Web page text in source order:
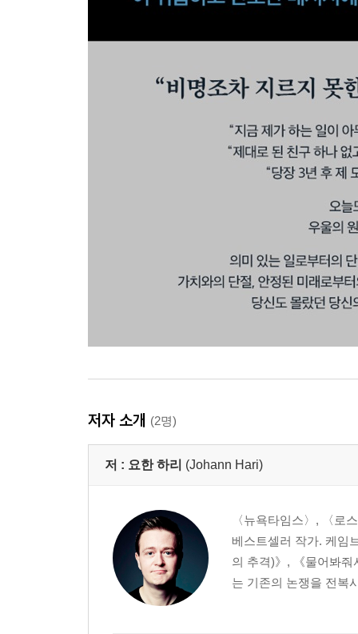
저자 소개 (2명)
저 : 요한 하리 (Johann Hari)
〈뉴욕타임스〉, 〈로
베스트셀러 작가. 케임
의 추격)》, 《물어봐
는 기존의 논쟁을 전복